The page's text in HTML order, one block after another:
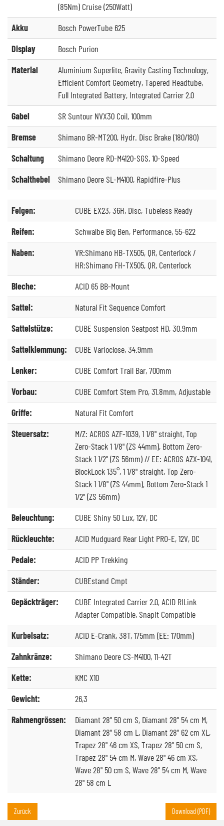
(85Nm) Cruise (250Watt)
Akku
Bosch PowerTube 625
Display
Bosch Purion
Material
Aluminium Superlite, Gravity Casting Technology,
Efficient Comfort Geometry, Tapered Headtube,
Full Integrated Battery, Integrated Carrier 2.0
Gabel
SR Suntour NVX30 Coil, 100mm
Bremse
Shimano BR-MT200, Hydr. Disc Brake (180/180)
Schaltung
Shimano Deore RD-M4120-SGS, 10-Speed
Schalthebel
Shimano Deore SL-M4100, Rapidfire-Plus
Felgen:
CUBE EX23, 36H, Disc, Tubeless Ready
Reifen:
Schwalbe Big Ben, Performance, 55-622
Naben:
VR:Shimano HB-TX505, QR, Centerlock /
HR:Shimano FH-TX505, QR, Centerlock
Bleche:
ACID 65 BB-Mount
Sattel:
Natural Fit Sequence Comfort
Sattelstütze:
CUBE Suspension Seatpost HD, 30.9mm
Sattelklemmung:
CUBE Varioclose, 34.9mm
Lenker:
CUBE Comfort Trail Bar, 700mm
Vorbau:
CUBE Comfort Stem Pro, 31.8mm, Adjustable
Griffe:
Natural Fit Comfort
Steuersatz:
M/Z: ACROS AZF-1039, 1 1/8" straight, Top
Zero-Stack 1 1/8" (ZS 44mm), Bottom Zero-
Stack 1 1/2" (ZS 56mm) // EE: ACROS AZX-1041,
BlockLock 135°, 1 1/8" straight, Top Zero-
Stack 1 1/8" (ZS 44mm), Bottom Zero-Stack 1
1/2" (ZS 56mm)
Beleuchtung:
CUBE Shiny 50 Lux, 12V, DC
Rückleuchte:
ACID Mudguard Rear Light PRO-E, 12V, DC
Pedale:
ACID PP Trekking
Ständer:
CUBEstand Cmpt
Gepäckträger:
CUBE Integrated Carrier 2.0, ACID RILink
Adapter Compatible, SnapIt Compatible
Kurbelsatz:
ACID E-Crank, 38T, 175mm (EE: 170mm)
Zahnkränze:
Shimano Deore CS-M4100, 11-42T
Kette:
KMC X10
Gewicht:
26,3
Rahmengrössen:
Diamant 28" 50 cm S, Diamant 28" 54 cm M,
Diamant 28" 58 cm L, Diamant 28" 62 cm XL,
Trapez 28" 46 cm XS, Trapez 28" 50 cm S,
Trapez 28" 54 cm M, Wave 28" 46 cm XS,
Wave 28" 50 cm S, Wave 28" 54 cm M, Wave
28" 58 cm L
Zurück Download (PDF)